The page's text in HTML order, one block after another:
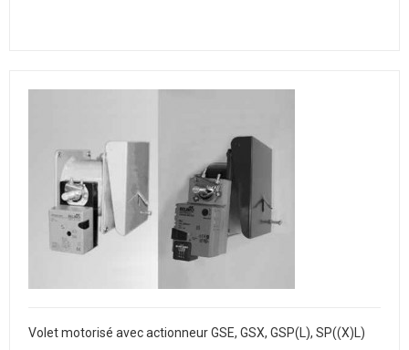
Volet motorisé avec actionneur GSE, GSX, GSP(L), SP((X)L)